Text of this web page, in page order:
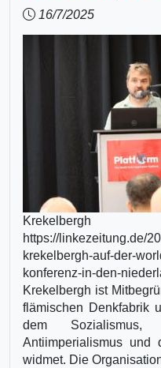
16/7/2025
https://linkezeitung.de/
krekelbergh-auf-der-
konferenz-in-den-
Krekelbergh ist
flämischen Denkfabrik
dem
Antiimperialismus und
widmet. Die